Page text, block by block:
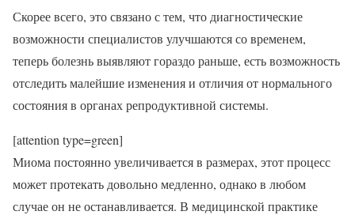
Скорее всего, это связано с тем, что диагностические
возможности специалистов улучшаются со временем,
теперь болезнь выявляют гораздо раньше, есть возможность
отследить малейшие изменения и отличия от нормального
состояния в органах репродуктивной системы.
[attention type=green]
Миома постоянно увеличивается в размерах, этот процесс
может протекать довольно медленно, однако в любом
случае он не останавливается. В медицинской практике